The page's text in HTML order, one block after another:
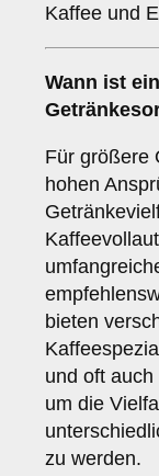
Kaffee und
Wann ist ein
Für größere
hohen
bieten
und oft
um die
zu werden.